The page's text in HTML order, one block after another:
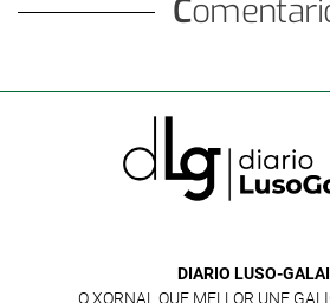
DIARIO LUSO-
O XORNAL QUE MELLOR UNE